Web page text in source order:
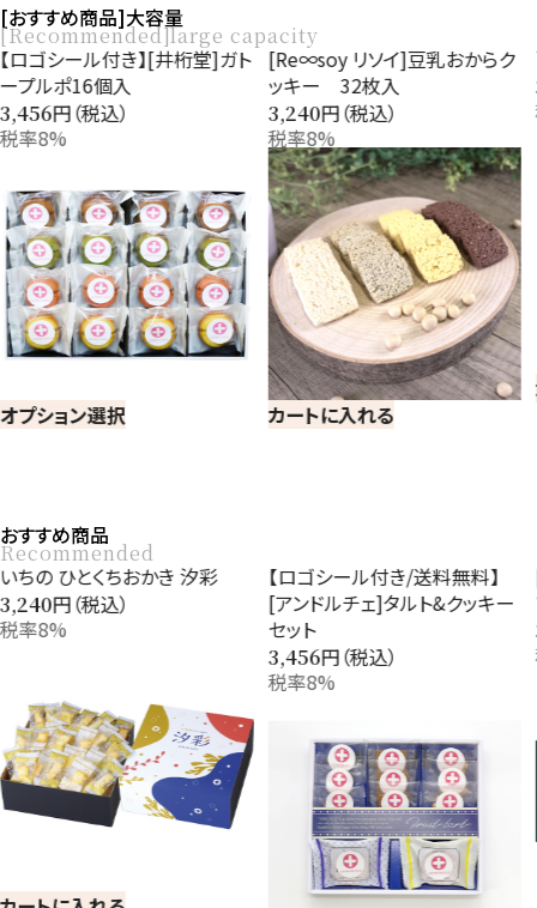
[おすすめ商品]大容量
[Recommended]large capacity
[Re∞soy リソイ]豆乳おからク
ッキー 32枚入
3,240円（税込）
税率8%
カートに入れる
百菓匠まえだ感謝のきもち
3,240 円（税込）
税率8%
カートに入れる
おすすめ商品
Recommended
【ロゴシール付き/送料無料】
[アンドルチェ]タルト&クッキー
セット
[スターバックス]オリガミ パー
ソナルドリップコーヒーギフト
3,240
税率8%